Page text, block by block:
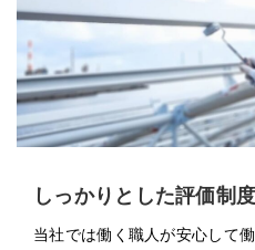
しっかりとした評価制度
当社では働く職人が安心して